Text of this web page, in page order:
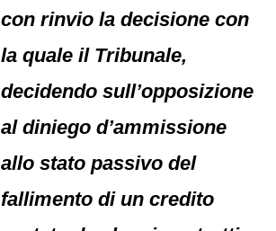
con rinvio la decisione con
la quale il Tribunale,
decidendo sull’opposizione
al diniego d’ammissione
allo stato passivo del
fallimento di un credito